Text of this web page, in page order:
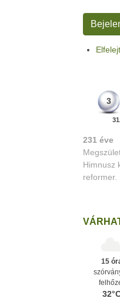
3
331 éve
magyar
15